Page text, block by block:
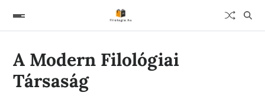
A Modern Filológiai
Társaság